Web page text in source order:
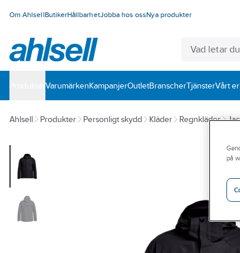
Om AhlsellButikerHållbarhetJobba hos ossNya produkter
VarumärkenKampanjerOutletBranscherTjänsterVårt
Ahlsell Produkter Personligt skydd Kläder Regnkläder
på